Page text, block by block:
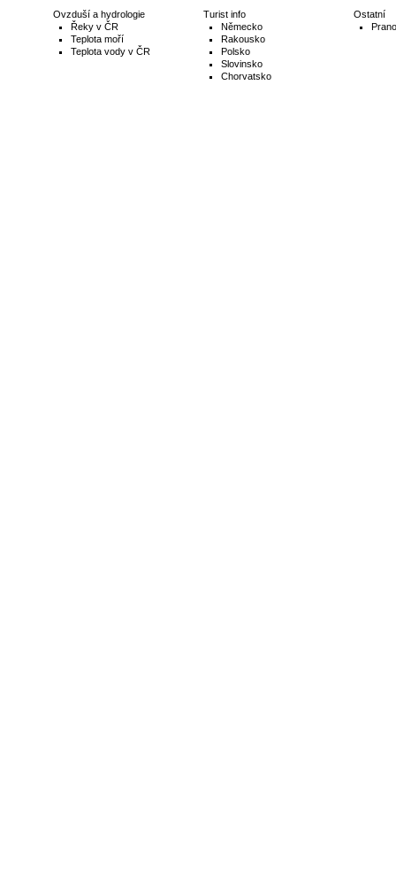
Ovzduší a hydrologie
Řeky v ČR
Teplota moří
Teplota vody v ČR
Turist info
Německo
Rakousko
Polsko
Slovinsko
Chorvatsko
Ostatní